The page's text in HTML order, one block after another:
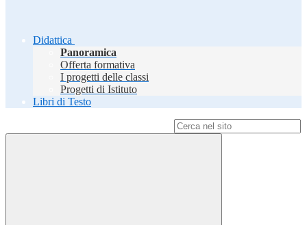
Didattica
Panoramica
Offerta formativa
I progetti delle classi
Progetti di Istituto
Libri di Testo